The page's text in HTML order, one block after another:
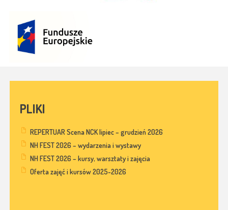
PLIKI
REPERTUAR Scena NCK lipiec – grudzień 2026
NH FEST 2026 – wydarzenia i wystawy
NH FEST 2026 – kursy, warsztaty i zajęcia
Oferta zajęć i kursów 2025-2026